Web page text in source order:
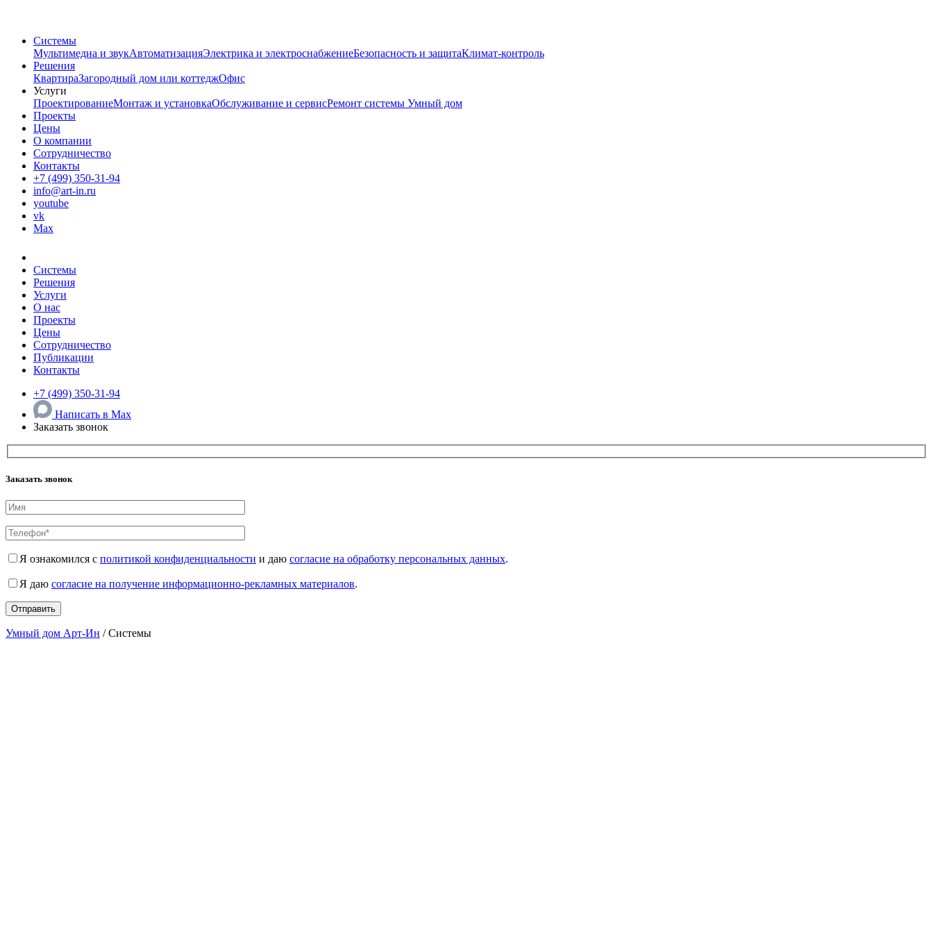
Системы
Мультимедиа и звукАвтоматизацияЭлектрика и электроснабжениеБезопасность и защитаКлимат-контроль
Решения
КвартираЗагородный дом или коттеджОфис
Услуги
ПроектированиеМонтаж и установкаОбслуживание и сервисРемонт системы Умный дом
Проекты
Цены
О компании
Сотрудничество
Контакты
+7 (499) 350-31-94
info@art-in.ru
youtube
vk
Max
Системы
Решения
Услуги
О нас
Проекты
Цены
Сотрудничество
Публикации
Контакты
+7 (499) 350-31-94
Написать в Max
Заказать звонок
Заказать звонок
Я ознакомился с политикой конфиденциальности и даю согласие на обработку персональных данных.
Я даю согласие на получение информационно-рекламных материалов.
Умный дом Арт-Ин /Системы